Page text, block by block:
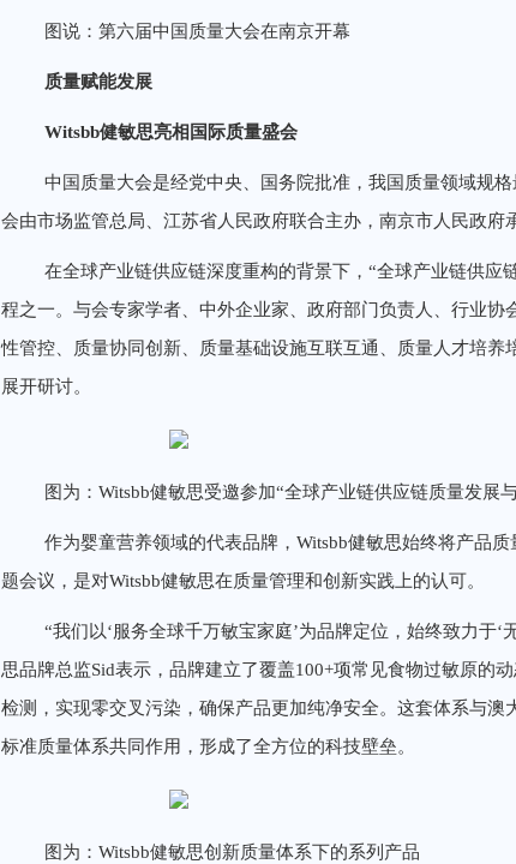
图说：第六届中国质量大会在南京开幕
质量赋能发展
Witsbb健敏思亮相 国际质量盛会
中国质量大会是经党中央、国务院批准，我国质量领域规
会由市场监管总局、江苏省人民政府联合主办，南京市人民政府
在全球产业链供应链深度重构的背景下，“全球产业链供应
程之一。与会专家学者、中外企业家、政府部门负责人、行业
性管控、质量协同创新、质量基础设施互联互通、质量人才培
展开研讨。
图为：Witsbb健敏思受邀参加“全球产业链供应链质量发展
作为婴童营养领域的代表品牌，Witsbb健敏思始终将产品
题会议，是对Witsbb健敏思在质量管理和创新实践上的认可。
“我们以‘服务全球千万敏宝家庭’为品牌定位，始终致力于
思品牌总监Sid表示，品牌建立了覆盖100+项常见食物过敏原的
检测，实现零交叉污染，确保产品更加纯净安全。这套体系与
标准质量体系共同作用，形成了全方位的科技壁垒。
图为：Witsbb健敏思创新质量体系下的系列产品